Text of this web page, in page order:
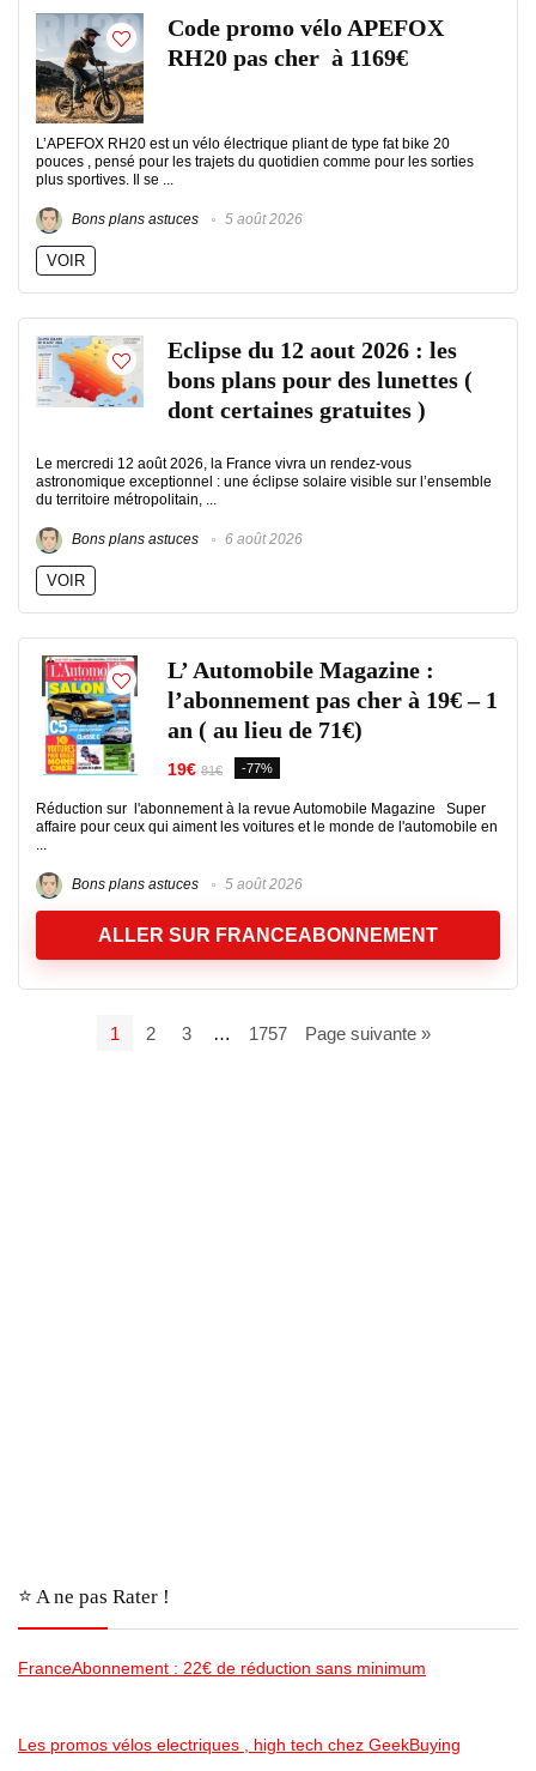
Code promo vélo APEFOX
RH20 pas cher à 1169€
L’APEFOX RH20 est un vélo électrique pliant de type fat bike 20
pouces , pensé pour les trajets du quotidien comme pour les sorties
plus sportives. Il se ...
Bons plans astuces 5 août 2026
VOIR
Eclipse du 12 aout 2026 : les
bons plans pour des lunettes (
dont certaines gratuites )
Le mercredi 12 août 2026, la France vivra un rendez-vous
astronomique exceptionnel : une éclipse solaire visible sur l’ensemble
du territoire métropolitain, ...
Bons plans astuces 6 août 2026
VOIR
L’ Automobile Magazine :
l’abonnement pas cher à 19€ – 1
an ( au lieu de 71€)
19€ 81€ -77%
Réduction sur l'abonnement à la revue Automobile Magazine Super
affaire pour ceux qui aiment les voitures et le monde de l'automobile en
...
Bons plans astuces 5 août 2026
ALLER SUR FRANCEABONNEMENT
1 2 3 … 1757 Page suivante »
⭐️ A ne pas Rater !
FranceAbonnement : 22€ de réduction sans minimum
Les promos vélos electriques , high tech chez GeekBuying